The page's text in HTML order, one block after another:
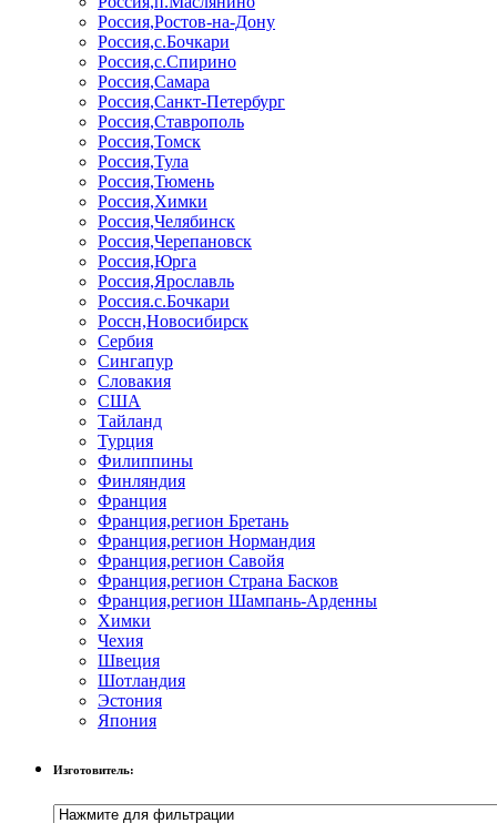
Россия,Ростов-на-Дону
Россия,с.Бочкари
Россия,с.Спирино
Россия,Самара
Россия,Санкт-Петербург
Россия,Ставрополь
Россия,Томск
Россия,Тула
Россия,Тюмень
Россия,Химки
Россия,Челябинск
Россия,Черепановск
Россия,Юрга
Россия,Ярославль
Россия.с.Бочкари
Россн,Новосибирск
Сербия
Сингапур
Словакия
США
Тайланд
Турция
Филиппины
Финляндия
Франция
Франция,регион Бретань
Франция,регион Нормандия
Франция,регион Савойя
Франция,регион Страна Басков
Франция,регион Шампань-Арденны
Химки
Чехия
Швеция
Шотландия
Эстония
Япония
Изготовитель: